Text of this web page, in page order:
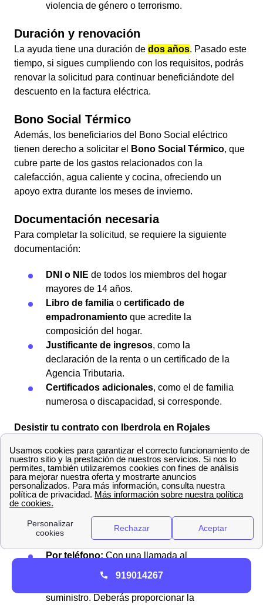
violencia de género o terrorismo.
Duración y renovación
La ayuda tiene una duración de dos años. Pasado este
tiempo, si sigues cumpliendo con los requisitos, podrás
renovar la solicitud para continuar beneficiándote del
descuento en la factura eléctrica.
Bono Social Térmico
Además, los beneficiarios del Bono Social eléctrico
tienen derecho a solicitar el
Bono Social Térmico, que
cubre parte de los gastos relacionados con la
calefacción, agua caliente y cocina, ofreciendo un
apoyo extra durante los meses de invierno.
Documentación necesaria
Para completar la solicitud, se requiere la siguiente
documentación:
DNI o NIE de todos los miembros del hogar
mayores de 14 años.
Libro de familia o certificado de
empadronamiento que acredite la
composición del hogar.
Justificante de ingresos, como la
declaración de la renta o un certificado de la
Agencia Tributaria.
Certificados adicionales, como el de familia
numerosa o discapacidad, si corresponde.
Desistir tu contrato con Iberdrola en Rojales
Los rojaleros tienen la posibilidad dedar de baja su
suministro con Iberdrola cuando lo consideren
adecuado, siempre que se respete el plazo indicado y
se utilicen loscanales oficiales de comunicación.
tres canalespara dar de baja tu suministro con
Iberdrola:
Por teléfono:Con una llamada al
900.225.235 para informar al asesor de
suministro. Deberás proporcionar la
919014267